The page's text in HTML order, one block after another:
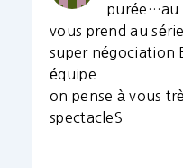
purée…au
vous prend au
super négociation
équipe
on pense à vous
spectacleS